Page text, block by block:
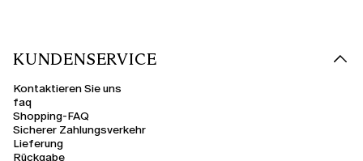
KUNDENSERVICE
Kontaktieren Sie uns
faq
Shopping-FAQ
Sicherer Zahlungsverkehr
Lieferung
Rückgabe